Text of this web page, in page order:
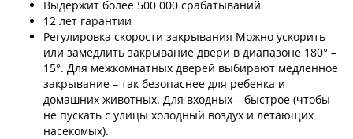
Выдержит более 500 000 срабатываний
12 лет гарантии
Регулировка скорости закрывания Можно ускорить
или замедлить закрывание двери в диапазоне 180° –
15°. Для межкомнатных дверей выбирают медленное
закрывание – так безопаснее для ребенка и
домашних животных. Для входных – быстрое (чтобы
не пускать с улицы холодный воздух и летающих
насекомых).